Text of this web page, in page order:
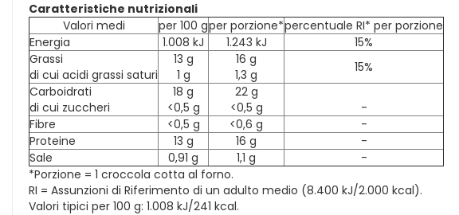
Caratteristiche nutrizionali
Valori medi
per 100 gper porzione*percentuale RI* per porzione
Energia
1.008 kJ 1.243 kJ
15%
Grassi
di cui acidi grassi saturi
13 g
1 g
16 g
1,3 g
15%
Carboidrati
di cui zuccheri
18 g
<0,5 g
22 g
<0,5 g
-
Fibre
<0,5 g <0,6 g
-
Proteine
13 g 16 g
-
Sale
0,91 g 1,1 g
-
*Porzione = 1 croccola cotta al forno.
RI = Assunzioni di Riferimento di un adulto medio (8.400 kJ/2.000 kcal).
Valori tipici per 100 g: 1.008 kJ/241 kcal.